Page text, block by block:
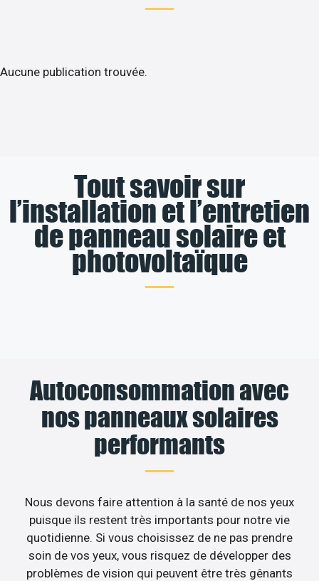
Aucune publication trouvée.
Tout savoir sur
l’installation et l’entretien
de panneau solaire et
photovoltaïque
Autoconsommation avec
nos panneaux solaires
performants
Nous devons faire attention à la santé de nos yeux
puisque ils restent très importants pour notre vie
quotidienne. Si vous choisissez de ne pas prendre
soin de vos yeux, vous risquez de développer des
problèmes de vision qui peuvent être très gênants